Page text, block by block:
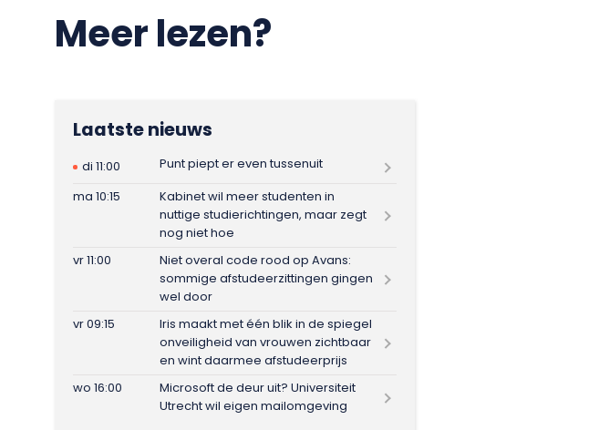
Meer lezen?
Laatste nieuws
di 11:00
Punt piept er even tussenuit
ma 10:15
Kabinet wil meer studenten in
nuttige studierichtingen, maar zegt
nog niet hoe
vr 11:00
Niet overal code rood op Avans:
sommige afstudeerzittingen gingen
wel door
vr 09:15
Iris maakt met één blik in de spiegel
onveiligheid van vrouwen zichtbaar
en wint daarmee afstudeerprijs
wo 16:00
Microsoft de deur uit? Universiteit
Utrecht wil eigen mailomgeving